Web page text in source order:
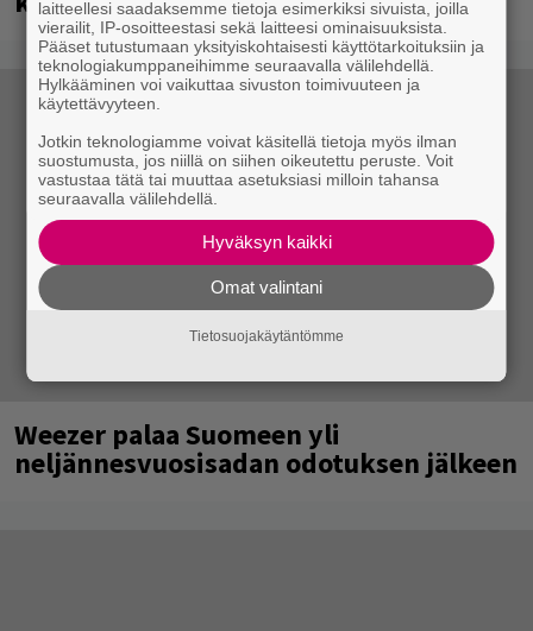
Weezer palaa Suomeen yli
neljännesvuosisadan odotuksen jälkeen
laitteellesi saadaksemme tietoja esimerkiksi sivuista, joilla
vierailit, IP-osoitteestasi sekä laitteesi ominaisuuksista.
Pääset tutustumaan yksityiskohtaisesti käyttötarkoituksiin ja
teknologiakumppaneihimme seuraavalla välilehdellä.
Hylkääminen voi vaikuttaa sivuston toimivuuteen ja
käytettävyyteen.
Jotkin teknologiamme voivat käsitellä tietoja myös ilman
suostumusta, jos niillä on siihen oikeutettu peruste. Voit
vastustaa tätä tai muuttaa asetuksiasi milloin tahansa
seuraavalla välilehdellä.
Hyväksyn kaikki
Omat valintani
Tietosuojakäytäntömme